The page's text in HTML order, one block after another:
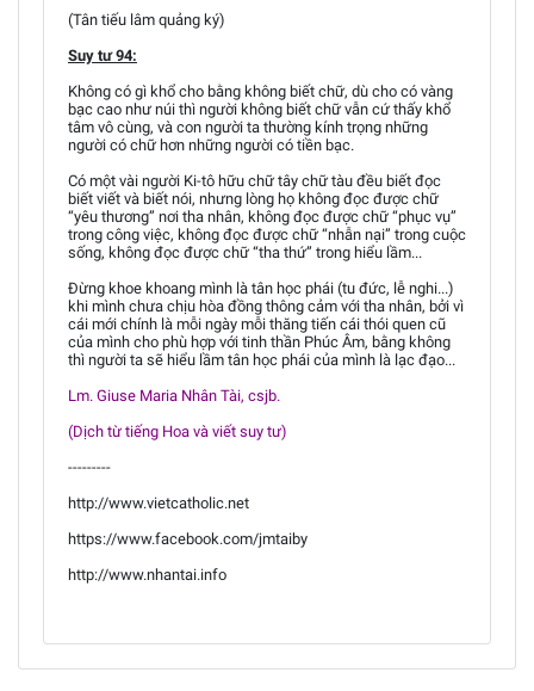
(Tân tiếu lâm quảng ký)
Suy tư 94:
Không có gì khổ cho bằng không biết chữ, dù cho có vàng
bạc cao như núi thì người không biết chữ vẫn cứ thấy khổ
tâm vô cùng, và con người ta thường kính trọng những
người có chữ hơn những người có tiền bạc.
Có một vài người Ki-tô hữu chữ tây chữ tàu đều biết đọc
biết viết và biết nói, nhưng lòng họ không đọc được chữ
“yêu thương” nơi tha nhân, không đọc được chữ “phục vụ”
trong công việc, không đọc được chữ “nhẫn nại” trong cuộc
sống, không đọc được chữ “tha thứ” trong hiểu lầm...
Đừng khoe khoang mình là tân học phái (tu đức, lễ nghi...)
khi mình chưa chịu hòa đồng thông cảm với tha nhân, bởi vì
cái mới chính là mỗi ngày mỗi thăng tiến cái thói quen cũ
của mình cho phù hợp với tinh thần Phúc Âm, bằng không
thì người ta sẽ hiểu lầm tân học phái của mình là lạc đạo...
Lm. Giuse Maria Nhân Tài, csjb.
(Dịch từ tiếng Hoa và viết suy tư)
---------
http://www.vietcatholic.net
https://www.facebook.com/jmtaiby
http://www.nhantai.info